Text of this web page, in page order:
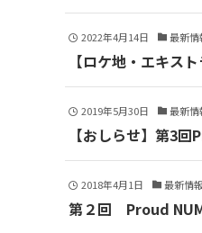
2022年4月14日 最新情
【ロケ地・エキス
2019年5月30日 最新情
【おしらせ】第3
2018年4月1日 最新情報
第２回 Proud